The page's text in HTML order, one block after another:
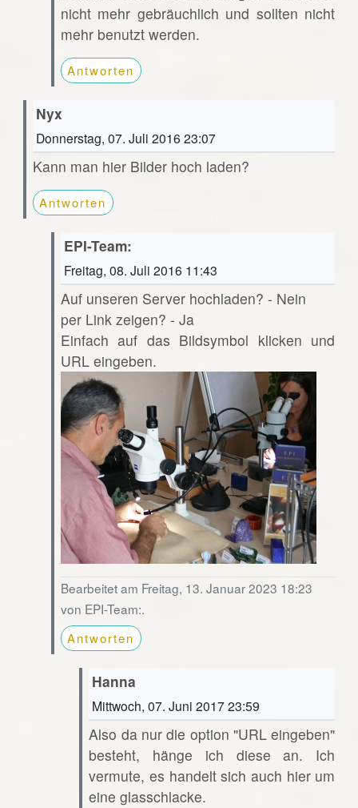
nicht mehr gebräuchlich und sollten nicht
mehr benutzt werden.
Antworten
Nyx
Donnerstag, 07. Juli 2016 23:07
Kann man hier Bilder hoch laden?
Antworten
EPI-Team:
Freitag, 08. Juli 2016 11:43
Auf unseren Server hochladen? - Nein
per Link zeigen? - Ja
Einfach auf das Bildsymbol klicken und
URL eingeben.
Bearbeitet am Freitag, 13. Januar 2023 18:23
von EPI-Team:.
Antworten
Hanna
Mittwoch, 07. Juni 2017 23:59
Also da nur die option "URL eingeben"
besteht, hänge ich diese an. Ich
vermute, es handelt sich auch hier um
eine glasschlacke.